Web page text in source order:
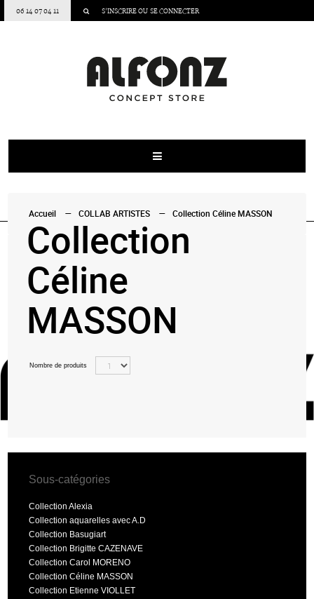
06 14 07 04 11 S’INSCRIREOU SE CONNECTER
Accueil COLLAB ARTISTES Collection Céline MASSON
Collection
Céline
MASSON
Nombre de produits
Sous-catégories
Collection Alexia
Collection aquarelles avec A.D
Collection Basugiart
Collection Brigitte CAZENAVE
Collection Carol MORENO
Collection Céline MASSON
Collection Etienne VIOLLET